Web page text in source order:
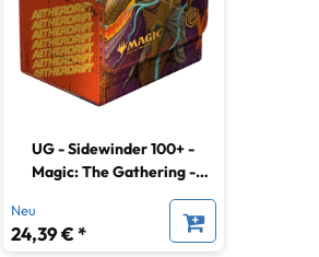
UG - Sidewinder 100+ -
Magic: The Gathering -
Aetherdrift - Ketramose, the
Neu
24,39 € *